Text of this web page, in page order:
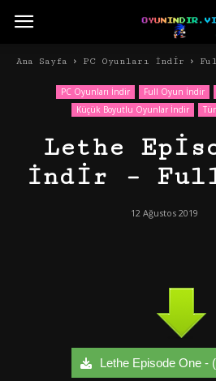
Ana Sayfa PC Oyunları İndir
PC Oyunları İndir Full Oyun İndir
Küçük Boyutlu Oyunlar İndir
Lethe
İndir –
12 Ağustos 2019
Lethe Episode One -